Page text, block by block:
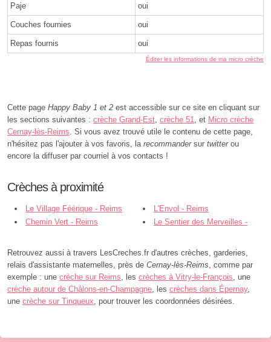
Paje oui
Couches fournies oui
Repas fournis oui
Éditer les informations de ma micro crèche
Cette page Happy Baby 1 et 2 est accessible sur ce site en cliquant sur
les sections suivantes : crèche Grand-Est crèche 51 , et Micro crèche
Cernay-lès-Reims . Si vous avez trouvé utile le contenu de cette page,
n'hésitez pas l'ajouter à vos favoris, la recommandersur twitterou
encore la diffuser par courriel à vos contacts !
Crèches à proximité
Le Village Féérique - Reims
L'Envol - Reims
Chemin Vert - Reims
Le Sentier des Merveilles -
Retrouvez aussi à travers LesCreches.fr d'autres crèches, garderies,
relais d'assistante maternelles, près de Cernay-lès-Reims , comme par
exemple : une crèche sur Reims , les crèches à Vitry-le-François , une
crèche autour de Châlons-en-Champagne , les crèches dans Épernay,
une crèche sur Tinqueux , pour trouver les coordonnées désirées.